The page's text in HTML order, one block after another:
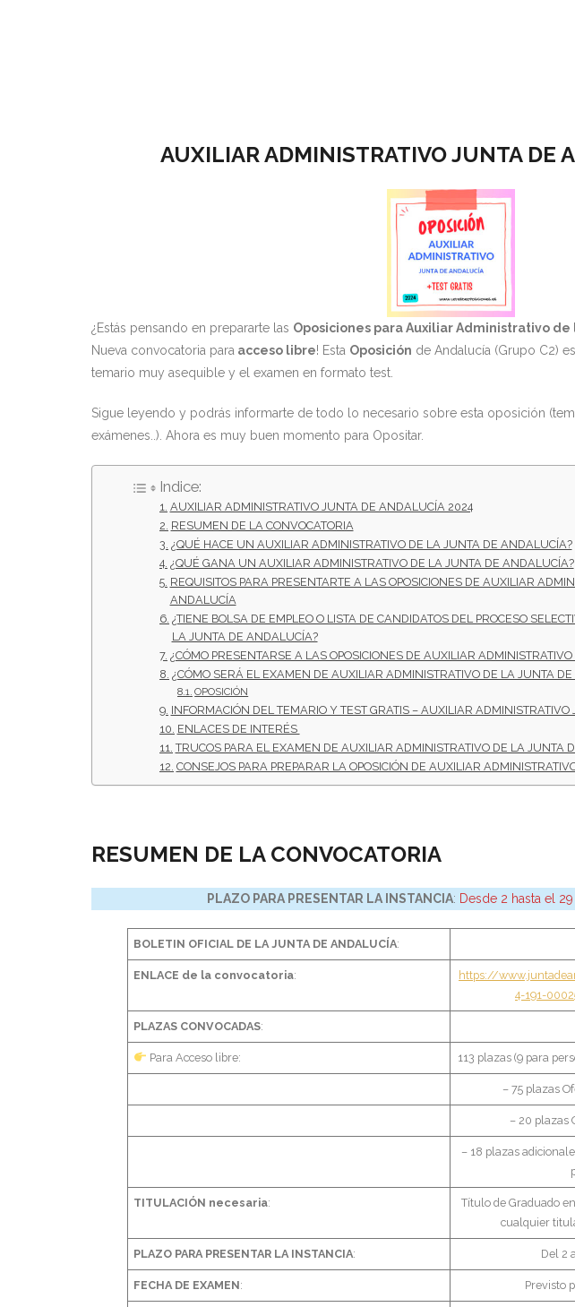
AUXILIAR ADMINISTRATIVO JUNTA DE
¿Estás pensando en prepararte las Oposiciones para Auxiliar Administrativo
Nueva convocatoria para acceso libre! Esta Oposición de Andalucía (Grupo C2)
temario muy asequible y el examen en formato test.
Sigue leyendo y podrás informarte de todo lo necesario sobre esta oposición
exámenes..). Ahora es muy buen momento para Opositar.
Indice:
AUXILIAR ADMINISTRATIVO JUNTA DE ANDALUCÍA 2024
RESUMEN DE LA CONVOCATORIA
¿QUÉ HACE UN AUXILIAR ADMINISTRATIVO DE LA JUNTA DE ANDALUCÍA?
¿QUÉ GANA UN AUXILIAR ADMINISTRATIVO DE LA JUNTA DE ANDALUCÍA?
REQUISITOS PARA PRESENTARTE A LAS OPOSICIONES DE AUXILIAR
ANDALUCÍA
¿TIENE BOLSA DE EMPLEO O LISTA DE CANDIDATOS DEL PROCESO
LA JUNTA DE ANDALUCÍA?
¿CÓMO PRESENTARSE A LAS OPOSICIONES DE AUXILIAR
¿CÓMO SERÁ EL EXAMEN DE AUXILIAR ADMINISTRATIVO DE LA JUNTA
OPOSICIÓN
INFORMACIÓN DEL TEMARIO Y TEST GRATIS – AUXILIAR
ENLACES DE INTERÉS
TRUCOS PARA EL EXAMEN DE AUXILIAR ADMINISTRATIVO DE LA JUNTA
CONSEJOS PARA PREPARAR LA OPOSICIÓN DE AUXILIAR
RESUMEN DE LA CONVOCATORIA
PLAZO PARA PRESENTAR LA INSTANCIA: Desde 2 hasta el
BOLETIN OFICIAL DE LA JUNTA DE ANDALUCÍA:
ENLACE de la convocatoria:
https://
4-191-
PLAZAS CONVOCADAS:
​ Para Acceso libre: 113 plazas (9 para
– 75 plazas
– 20 plazas
– 18 plazas
TITULACIÓN necesaria:
Título de Graduado
cualquier
PLAZO PARA PRESENTAR LA INSTANCIA: Del 2
FECHA DE EXAMEN: Previsto